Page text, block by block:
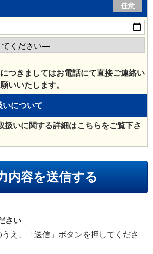
任意
つきましてはお電話にて直接ご連絡い
いいたします。
について
扱いに関する詳細はこちらをご覧下さ
さい
え、「送信」ボタンを押してくださ